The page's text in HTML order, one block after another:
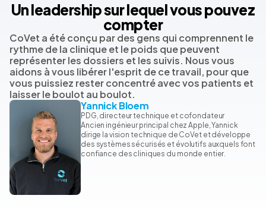
Un leadership sur lequel vous pouvez
compter
CoVet a été conçu par des gens qui comprennent le
rythme de la clinique et le poids que peuvent
représenter les dossiers et les suivis. Nous vous
aidons à vous libérer l'esprit de ce travail, pour que
vous puissiez rester concentré avec vos patients et
laisser le boulot au boulot.
Yannick Bloem
PDG, directeur technique et cofondateur
Ancien ingénieur principal chez Apple, Yannick
dirige la vision technique de CoVet et développe
des systèmes sécurisés et évolutifs auxquels font
confiance des cliniques du monde entier.